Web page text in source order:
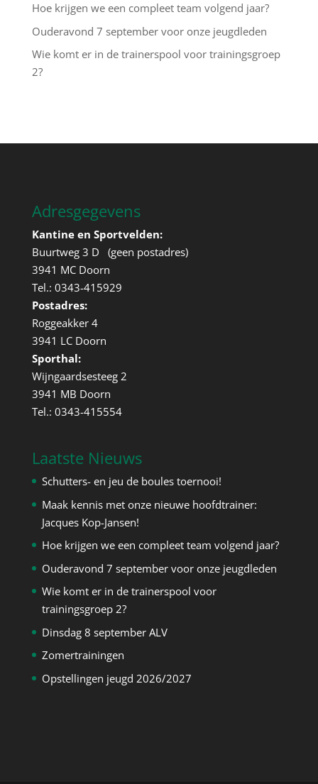
Hoe krijgen we een compleet team volgend jaar?
Ouderavond 7 september voor onze jeugdleden
Wie komt er in de trainerspool voor trainingsgroep
2?
Adresgegevens
Kantine en Sportvelden:
Buurtweg 3 D (geen postadres)
3941 MC Doorn
Tel.: 0343-415929
Postadres:
Roggeakker 4
3941 LC Doorn
Sporthal:
Wijngaardsesteeg 2
3941 MB Doorn
Tel.: 0343-415554
Laatste Nieuws
Schutters- en jeu de boules toernooi!
Maak kennis met onze nieuwe hoofdtrainer:
Jacques Kop-Jansen!
Hoe krijgen we een compleet team volgend jaar?
Ouderavond 7 september voor onze jeugdleden
Wie komt er in de trainerspool voor
trainingsgroep 2?
Dinsdag 8 september ALV
Zomertrainingen
Opstellingen jeugd 2026/2027